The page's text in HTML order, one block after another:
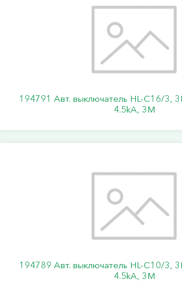
194791 Авт. выключатель HL-C16/3,
4.5kA, 3M
194789 Авт. выключатель HL-C10/3,
4.5kA, 3M